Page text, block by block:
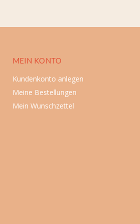
MEIN KONTO
Kundenkonto anlegen
Meine Bestellungen
Mein Wunschzettel